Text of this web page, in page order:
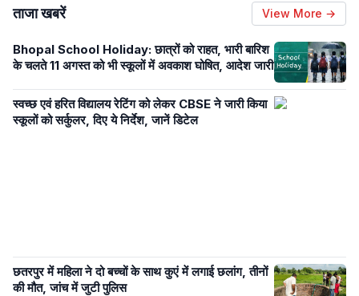
ताजा खबरें View More →
Bhopal School Holiday: छात्रों को राहत, भारी बारिश
के चलते 11 अगस्त को भी स्कूलों में अवकाश घोषित, आदेश जारी
स्वच्छ एवं हरित विद्यालय रेटिंग को लेकर CBSE ने जारी किया
स्कूलों को सर्कुलर, दिए ये निर्देश, जानें डिटेल
छतरपुर में महिला ने दो बच्चों के साथ कुएं में लगाई छलांग, तीनों
की मौत, जांच में जुटी पुलिस